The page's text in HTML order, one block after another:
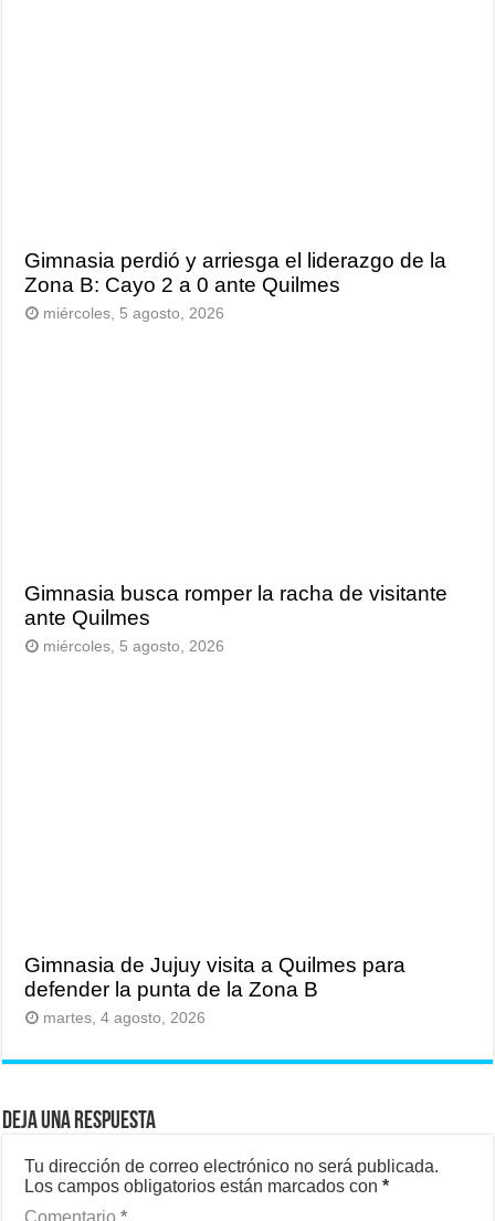
Gimnasia perdió y arriesga el liderazgo de la
Zona B: Cayo 2 a 0 ante Quilmes
miércoles, 5 agosto, 2026
Gimnasia busca romper la racha de visitante
ante Quilmes
miércoles, 5 agosto, 2026
Gimnasia de Jujuy visita a Quilmes para
defender la punta de la Zona B
martes, 4 agosto, 2026
Deja una respuesta
Tu dirección de correo electrónico no será publicada.
Los campos obligatorios están marcados con*
Comentario*